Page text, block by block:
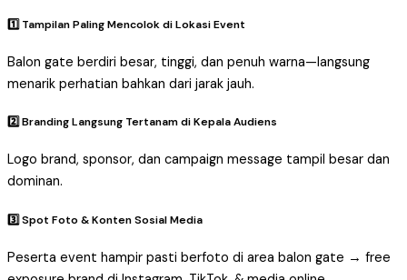
1️⃣ Tampilan Paling Mencolok di Lokasi Event
Balon gate berdiri besar, tinggi, dan penuh warna—langsung
menarik perhatian bahkan dari jarak jauh.
2️⃣ Branding Langsung Tertanam di Kepala Audiens
Logo brand, sponsor, dan campaign message tampil besar dan
dominan.
3️⃣ Spot Foto & Konten Sosial Media
Peserta event hampir pasti berfoto di area balon gate → free